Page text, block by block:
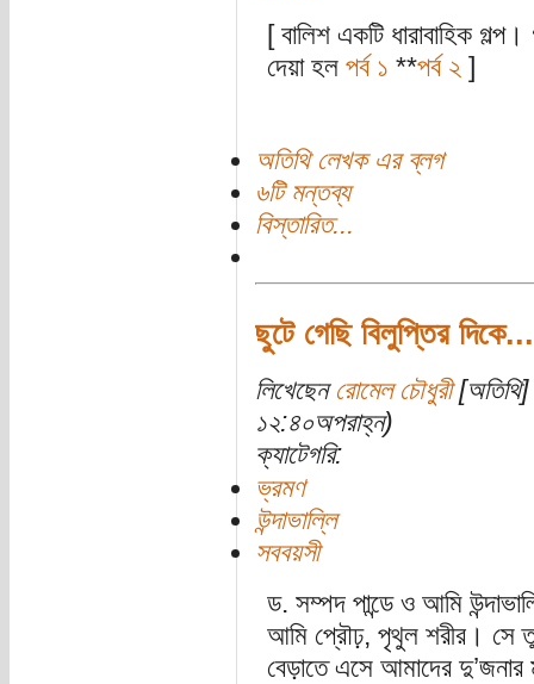
[ বালিশ একটি ধারাবাহিক
দেয়া হল পর্ব ১ **পর্ব ২ ]
অতিথি লেখক এর ব্লগ
৬টি মন্তব্য
বিস্তারিত...
ছুটে গেছি বিলুপ্তির দিকে...
লিখেছেন রোমেল চৌধুরী[অতিথি]
১২:৪০অপরাহ্ন)
ক্যাটেগরি:
ভ্রমণ
উন্দাভাল্লি
সববয়সী
ড. সম্পদ পান্ডে ও আমি
আমি প্রৌঢ়, পৃথুল শরীর। সে
বেড়াতে এসে আমাদের